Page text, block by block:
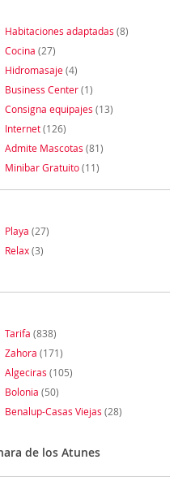
Habitaciones adaptadas (8)
Cocina (27)
Hidromasaje(4)
Business Center(1)
Consigna equipajes (13)
Internet(126)
Admite Mascotas (81)
Minibar Gratuito(11)
Playa (27)
Relax(3)
Tarifa (838)
Zahora (171)
Algeciras (105)
Bolonia (50)
Benalup-Casas Viejas (28)
de los Atunes